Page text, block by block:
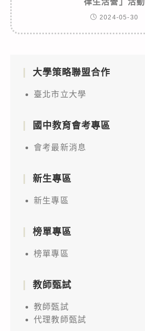
2024-05-30
大學策略聯盟合作
臺北市立大學
國中教育會考專區
會考最新消息
新生專區
新生專區
榜單專區
榜單專區
教師甄試
教師甄試
代理教師甄試